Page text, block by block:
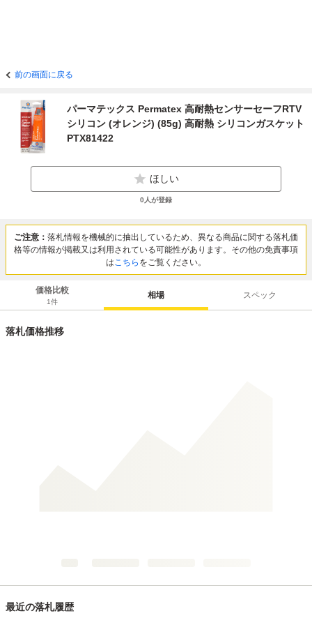
前の画面に戻る
パーマテックス Permatex 高耐熱センサーセーフRTV
シリコン (オレンジ) (85g) 高耐熱 シリコンガスケット
PTX81422
ほしい
0 人が登録
ご注意： 落札情報を機械的に抽出しているため、異なる商品に関する落札価
格等の情報が掲載又は利用されている可能性があります。その他の免責事項
はこちら をご覧ください。
価格比較
1件
相場 スペック
落札価格推移
最近の落札履歴